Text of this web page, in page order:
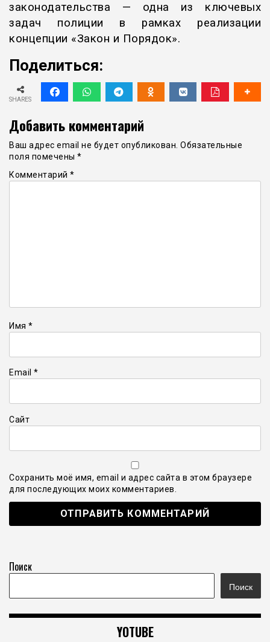
законодательства — одна из ключевых
задач полиции в рамках реализации
концепции «Закон и Порядок».
Поделиться:
SHARES
Добавить комментарий
Ваш адрес email не будет опубликован. Обязательные
поля помечены *
Комментарий *
Имя *
Email *
Сайт
Сохранить моё имя, email и адрес сайта в этом браузере
для последующих моих комментариев.
Поиск
Поиск
YOTUBE